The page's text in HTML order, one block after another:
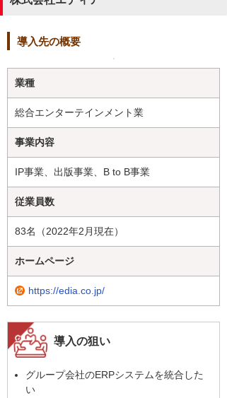
導入先の概要
業種
総合エンターテインメント業
事業内容
IP事業、出版事業、B to B事業
従業員数
83名（2022年2月現在）
ホームページ
https://edia.co.jp/
導入の狙い
グループ会社のERPシステムを統合した
い